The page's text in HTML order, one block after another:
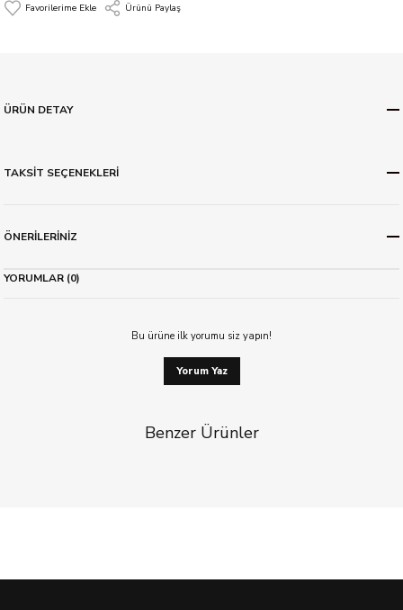
Ürünü Paylaş
ÜRÜN DETAY
TAKSİT SEÇENEKLERİ
ÖNERİLERİNİZ
YORUMLAR (0)
Bu ürüne ilk yorumu siz yapın!
Yorum Yaz
Benzer Ürünler